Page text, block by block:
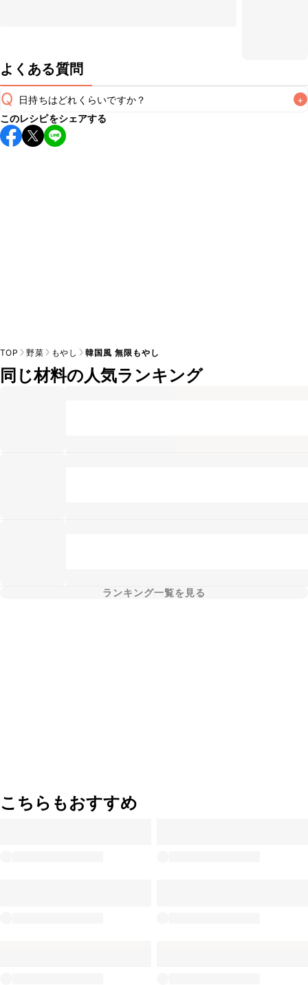
よくある質問
Q 日持ちはどれくらいですか？ +
保存期間は冷蔵で当日中が目安です。なるべくお早めにお召
し上がりください。
このレシピをシェアする
TOP 野菜 もやし 韓国風 無限もやし
同じ材料の人気ランキング
ランキング一覧を見る
こちらもおすすめ